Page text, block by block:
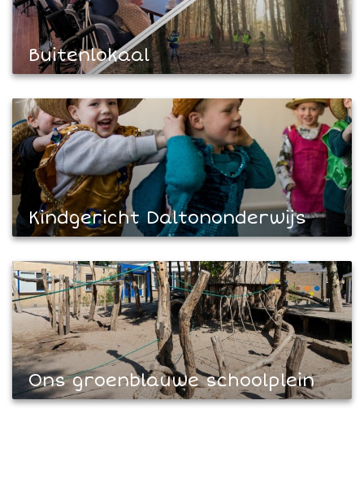
Buitenlokaal
Kindgericht Daltononderwijs
Ons groenblauwe schoolplein